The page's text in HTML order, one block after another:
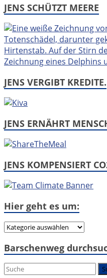
JENS SCHÜTZT MEERE
JENS VERGIBT KREDITE.
JENS ERNÄHRT
JENS KOMPENSIERT
Hier geht es um:
Hier
es
Barschenweg